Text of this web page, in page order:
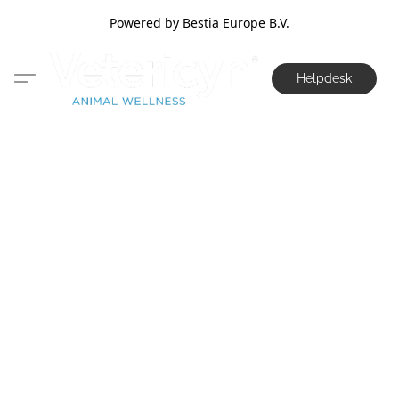
Powered by Bestia Europe B.V.
Helpdesk